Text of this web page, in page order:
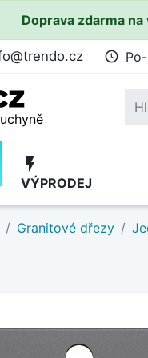
Doprava zdarma
access_time
flash_on
VÝPRODEJ
Granitové dřezy